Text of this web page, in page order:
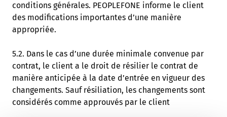
conditions générales. PEOPLEFONE informe le client
des modifications importantes d’une manière
appropriée.
5.2. Dans le cas d’une durée minimale convenue par
contrat, le client a le droit de résilier le contrat de
manière anticipée à la date d’entrée en vigueur des
changements. Sauf résiliation, les changements sont
considérés comme approuvés par le client